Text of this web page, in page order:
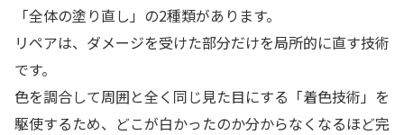
「全体の塗り直し」の2種類があります。
リペアは、ダメージを受けた部分だけを局所的に直す技術
です。
色を調合して周囲と全く同じ見た目にする「着色技術」を
駆使するため、どこが白かったのか分からなくなるほど完